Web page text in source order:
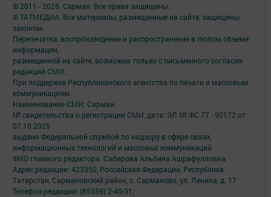
© 2011 - 2026. Сарман. Все права защищены.
© ТАТМЕДИА. Все материалы, размещенные на сайте, защищены
законом.
Перепечатка, воспроизведение и распространение в любом объеме
информации,
размещенной на сайте, возможна только с письменного согласия
редакций СМИ.
При поддержке Республиканского агентства по печати и массовым
коммуникациям.
Наименование СМИ: Сарман
№ свидетельства о регистрации СМИ, дата: ЭЛ № ФС 77 - 90172 от
07.10.2025
выдано Федеральной службой по надзору в сфере связи,
информационных технологий и массовых коммуникаций
ФИО главного редактора: Сабирова Альбина Ашрафулловна
Адрес редакции: 423350, Российская Федерация, Республика
Татарстан, Сармановский район, с. Сарманово, ул. Ленина, д. 17
Телефон редакции: (85559) 2-40-31;